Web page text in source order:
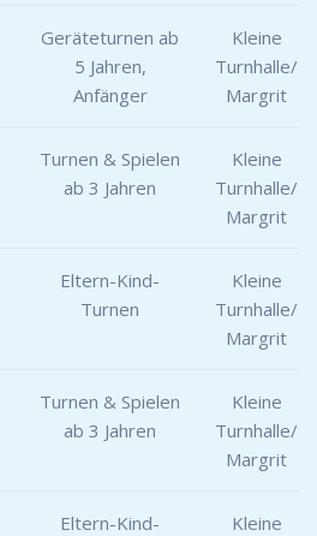
Geräteturnen ab
5 Jahren,
Anfänger
Kleine
Turnhalle/
Margrit
Turnen & Spielen
ab 3 Jahren
Kleine
Turnhalle/
Margrit
Eltern-Kind-
Turnen
Kleine
Turnhalle/
Margrit
Turnen & Spielen
ab 3 Jahren
Kleine
Turnhalle/
Margrit
Eltern-Kind-
Kleine